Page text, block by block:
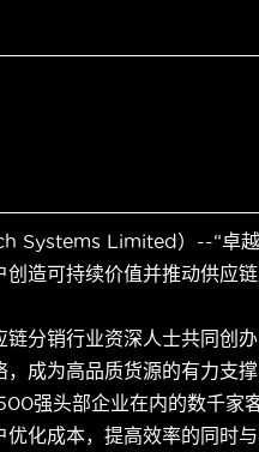
Systems Limited）--“卓
造可持续价值并推动供应
分销行业资深人士共同创
成为高品质货源的有力支
强头部企业在内的数千家
化成本，提高效率的同时